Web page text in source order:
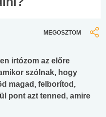
MEGOSZTOM
irtózom az előre
szólnak, hogy
magad, felborítod,
pont azt tenned, amire